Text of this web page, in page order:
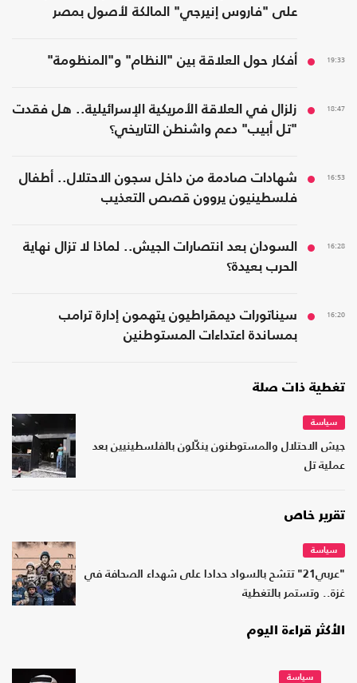
على "فاروس إنيرجي" المالكة لأصول بمصر
19:33 أفكار حول العلاقة بين "النظام" و"المنظومة"
18:47
زلزال في العلاقة الأمريكية الإسرائيلية.. هل فقدت
"تل أبيب" دعم واشنطن التاريخي؟
16:53
شهادات صادمة من داخل سجون الاحتلال.. أطفال
فلسطينيون يروون قصص التعذيب
16:28
السودان بعد انتصارات الجيش.. لماذا لا تزال نهاية
الحرب بعيدة؟
16:20
سيناتورات ديمقراطيون يتهمون إدارة ترامب
بمساندة اعتداءات المستوطنين
تغطية ذات صلة
سياسة
جيش الاحتلال والمستوطنون ينكّلون بالفلسطينيين بعد
عملية تل
تقرير خاص
سياسة
"عربي21" تتشح بالسواد حدادا على شهداء الصحافة في
غزة.. وتستمر بالتغطية
الأكثر قراءة اليوم
سياسة